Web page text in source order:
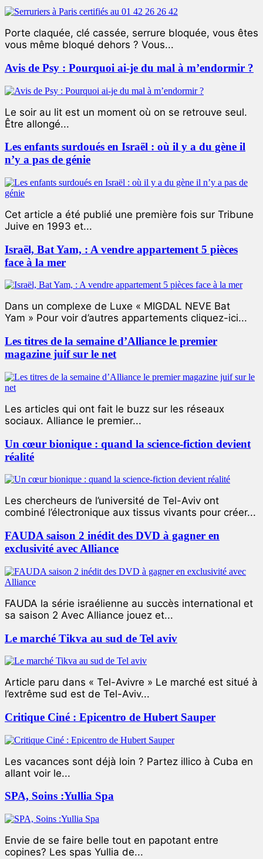
Porte claquée, clé cassée, serrure bloquée, vous êtes
vous même bloqué dehors ? Vous...
Avis de Psy : Pourquoi ai-je du mal à m’endormir ?
Le soir au lit est un moment où on se retrouve seul.
Être allongé...
Les enfants surdoués en Israël : où il y a du gène il
n’y a pas de génie
Cet article a été publié une première fois sur Tribune
Juive en 1993 et...
Israël, Bat Yam, : A vendre appartement 5 pièces
face à la mer
Dans un complexe de Luxe « MIGDAL NEVE Bat
Yam » Pour voir d’autres appartements cliquez-ici...
Les titres de la semaine d’Alliance le premier
magazine juif sur le net
Les articles qui ont fait le buzz sur les réseaux
sociaux. Alliance le premier...
Un cœur bionique : quand la science-fiction devient
réalité
Les chercheurs de l’université de Tel-Aviv ont
combiné l’électronique aux tissus vivants pour créer...
FAUDA saison 2 inédit des DVD à gagner en
exclusivité avec Alliance
FAUDA la série israélienne au succès international et
sa saison 2 Avec Alliance jouez et...
Le marché Tikva au sud de Tel aviv
Article paru dans « Tel-Avivre » Le marché est situé à
l’extrême sud est de Tel-Aviv...
Critique Ciné : Epicentro de Hubert Sauper
Les vacances sont déjà loin ? Partez illico à Cuba en
allant voir le...
SPA, Soins :Yullia Spa
Envie de se faire belle tout en papotant entre
copines? Les spas Yullia de...